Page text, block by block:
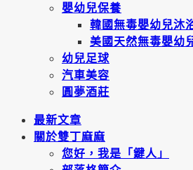
嬰幼兒保養
韓國無毒嬰幼兒沐
美國天然無毒嬰幼
幼兒足球
汽車美容
圓夢酒莊
最新文章
關於雙丁麻麻
您好，我是「鍵人」